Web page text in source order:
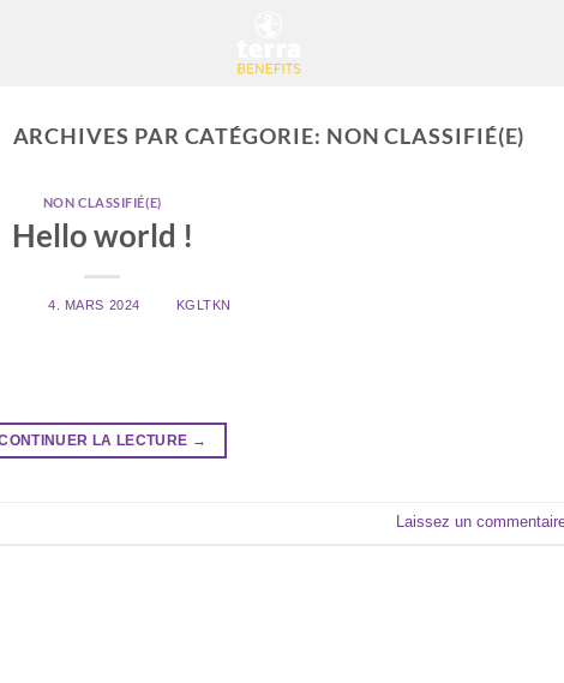
ARCHIVES PAR CATÉGORIE: NON CLASSIFIÉ(E)
NON CLASSIFIÉ(E)
Hello world !
LE4. MARS 2024 KGLTKN
LA LECTURE →
Laissez un